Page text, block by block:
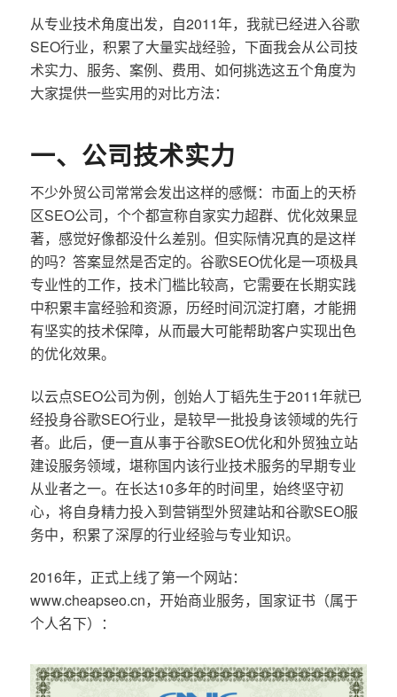
从专业技术角度出发，自2011年，我就已经进入谷歌
SEO行业，积累了大量实战经验，下面我会从公司技
术实力、服务、案例、费用、如何挑选这五个角度为
大家提供一些实用的对比方法：
一、公司技术实力
不少外贸公司常常会发出这样的感慨：市面上的天桥
区SEO公司，个个都宣称自家实力超群、优化效果显
著，感觉好像都没什么差别。但实际情况真的是这样
的吗？答案显然是否定的。谷歌SEO优化是一项极具
专业性的工作，技术门槛比较高，它需要在长期实践
中积累丰富经验和资源，历经时间沉淀打磨，才能拥
有坚实的技术保障，从而最大可能帮助客户实现出色
的优化效果。
以云点SEO公司为例，创始人丁韬先生于2011年就已
经投身谷歌SEO行业，是较早一批投身该领域的先行
者。此后，便一直从事于谷歌SEO优化和外贸独立站
建设服务领域，堪称国内该行业技术服务的早期专业
从业者之一。在长达10多年的时间里，始终坚守初
心，将自身精力投入到营销型外贸建站和谷歌SEO服
务中，积累了深厚的行业经验与专业知识。
2016年，正式上线了第一个网站：
www.cheapseo.cn，开始商业服务，国家证书（属于
个人名下）：